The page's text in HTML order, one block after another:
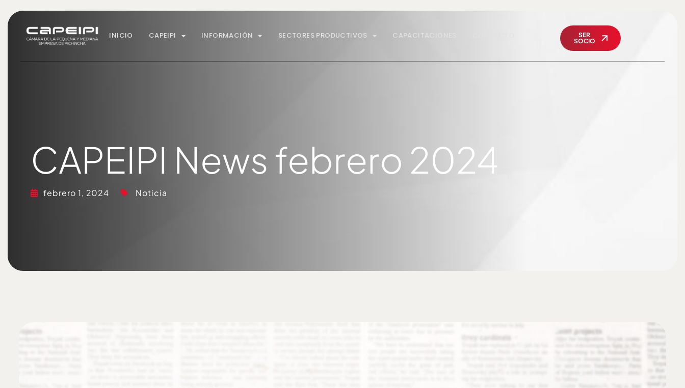
INICIO CAPEIPI INFORMACIÓN SECTORES PRODUCTIVOS CAPACITACIONES
SER
SOCIO
CAPEIPI News febrero 2024
febrero 1, 2024 Noticia